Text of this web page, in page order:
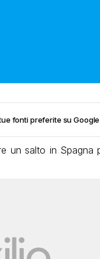
fonti preferite su Google
un salto in Spagna